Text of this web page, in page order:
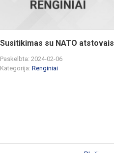
Susitikimas su NATO atstovais
Paskelbta: 2024-02-06
Kategorija: Renginiai